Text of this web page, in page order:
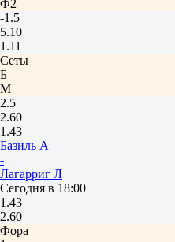
Ф2
-1.5
5.10
1.11
Сеты
Б
М
2.5
2.60
1.43
Базиль А
-
Лагарриг Л
Сегодня в 18:00
1.43
2.60
Фора